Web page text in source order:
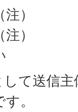
）
）
て送信
。